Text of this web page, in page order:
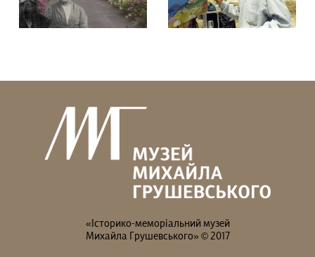
Вистав(к)а...
«СВОЇ/ЧУЖІ ЛЮДИ,...
Гадаєте, що Михайло
Грушевський усе життя
був “батьком...
«Історико-меморіальний музей
Михайла Грушевського» © 2017